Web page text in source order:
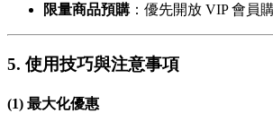
限量商品預購 ：優先開放 VIP 會員
5. 使用技巧與注意事項
(1) 最大化優惠